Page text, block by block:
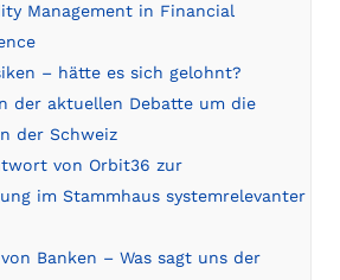
Management in Financial
– hätte es sich gelohnt?
der aktuellen Debatte um die
der Schweiz
von Orbit36 zur
im Stammhaus systemrelevanter
Banken – Was sagt uns der